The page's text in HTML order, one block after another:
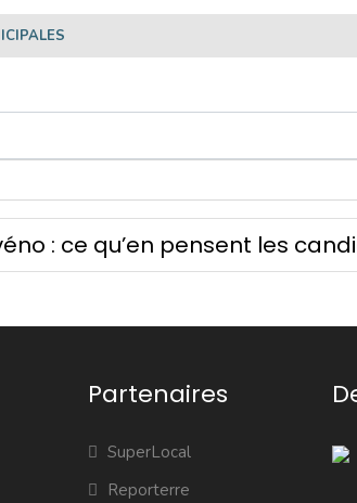
: ce qu’en pensent les
Partenaires
SuperLocal
Reporterre